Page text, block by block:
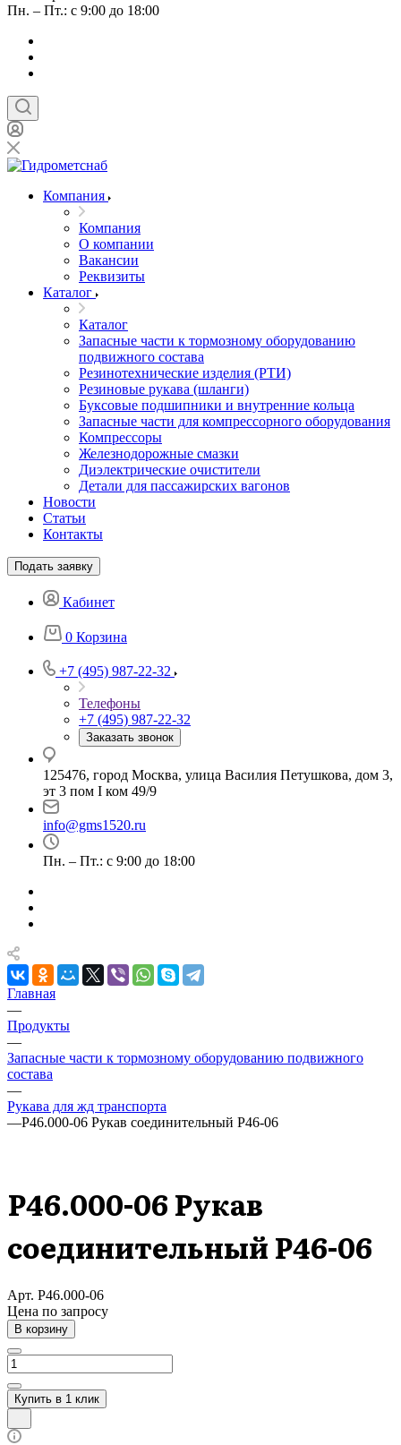
Пн. – Пт.: с 9:00 до 18:00
Компания
Компания
О компании
Вакансии
Реквизиты
Каталог
Каталог
Запасные части к тормозному оборудованию
подвижного состава
Резинотехнические изделия (РТИ)
Резиновые рукава (шланги)
Буксовые подшипники и внутренние кольца
Запасные части для компрессорного оборудования
Компрессоры
Железнодорожные смазки
Диэлектрические очистители
Детали для пассажирских вагонов
Новости
Статьи
Контакты
Подать заявку
Кабинет
0 Корзина
+7 (495) 987-22-32
Телефоны
+7 (495) 987-22-32
Заказать звонок
125476, город Москва, улица Василия Петушкова, дом 3,
эт 3 пом I ком 49/9
info@gms1520.ru
Пн. – Пт.: с 9:00 до 18:00
Главная
—
Продукты
—
Запасные части к тормозному оборудованию подвижного
состава
—
Рукава для жд транспорта
—Р46.000-06 Рукав соединительный Р46-06
Р46.000-06 Рукав
соединительный Р46-06
Арт. Р46.000-06
Цена по запросу
В корзину
Купить в 1 клик